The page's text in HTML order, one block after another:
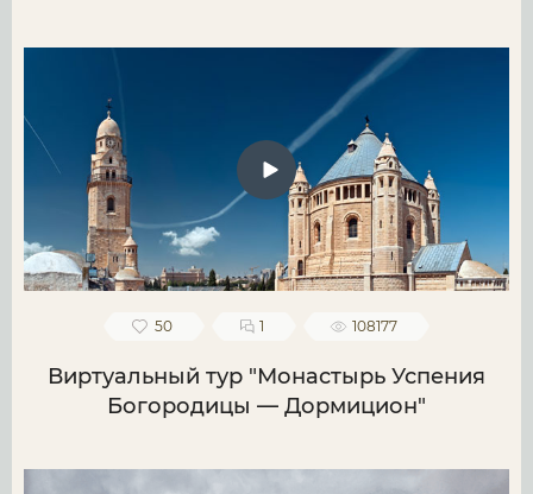
50 1 108177
Виртуальный тур "Монастырь Успения
Богородицы — Дормицион"